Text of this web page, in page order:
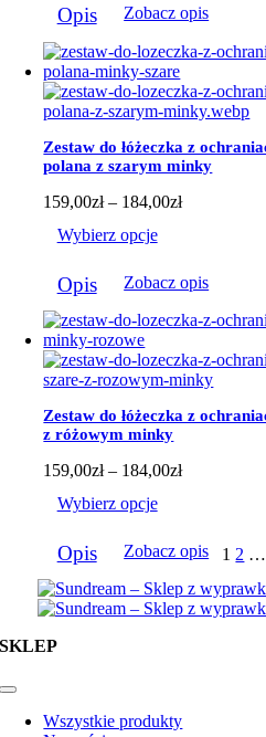
do
produkt
ma
wiele
wariantów.
Opcje
można
wybrać
na
stronie
produktu
Opis Zobacz opis
Zestaw do łóżeczka z
polana z szarym minky
159,00zł – 184,00złZakres
do
Wybierz opcje
produkt
ma
wiele
wariantów.
Opcje
można
wybrać
na
stronie
produktu
Opis Zobacz opis
Zestaw do łóżeczka z
z różowym minky
159,00zł – 184,00złZakres
do
184,00zł
Wybierz opcje
produkt
ma
wiele
wariantów.
można
stronie
Opis Zobacz opis 1 2 …
SKLEP
Toggle
NavigationWszystkie produkty